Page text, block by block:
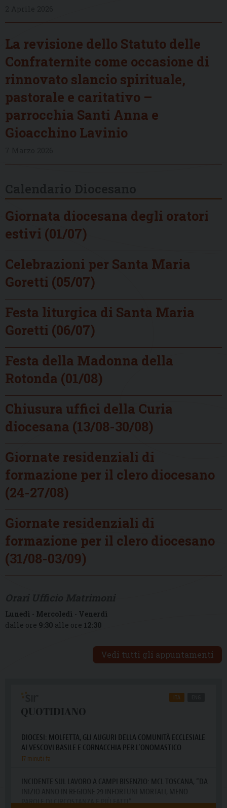
La revisione dello Statuto delle
Confraternite come occasione di
rinnovato slancio spirituale,
pastorale e caritativo –
parrocchia Santi Anna e
Gioacchino Lavinio
Giornata diocesana degli oratori
estivi (01/07)
Celebrazioni per Santa Maria
Goretti (05/07)
Festa liturgica di Santa Maria
Goretti (06/07)
Festa della Madonna della
Rotonda (01/08)
Chiusura uffici della Curia
diocesana (13/08-30/08)
Giornate residenziali di
formazione per il clero diocesano
(24-27/08)
Giornate residenziali di
formazione per il clero diocesano
(31/08-03/09)
Lunedì - Mercoledì - Venerdì
dalle ore 9:30 alle ore 12:30
Vedi tutti gli appuntamenti